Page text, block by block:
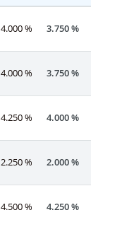
4.000 % 3.750 %
4.000 % 3.750 %
4.250 % 4.000 %
2.250 % 2.000 %
4.500 % 4.250 %